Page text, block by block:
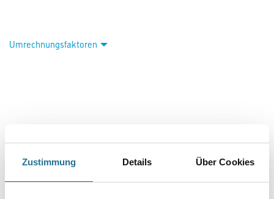
Zustimmung Details Über Cookies
Umrechnungsfaktoren
PRODUKTEIGENSCHAFTEN